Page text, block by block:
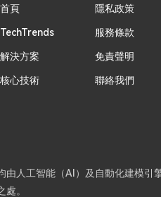
首頁 ​隱私政策
TechTrends ​服務條款
​解決方案 免責聲明
核心技術 聯絡我們
人工智能（AI）及自動化建模引
。